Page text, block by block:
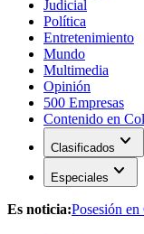
Judicial
Política
Entretenimiento
Mundo
Multimedia
Opinión
500 Empresas
Contenido en
Clasificados expand_more
Especiales expand_more
Es noticia:Posesión en